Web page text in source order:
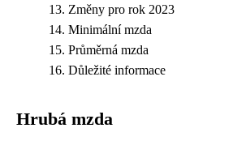
Změny pro rok 2023
Minimální mzda
Průměrná mzda
Důležité informace
Hrubá mzda